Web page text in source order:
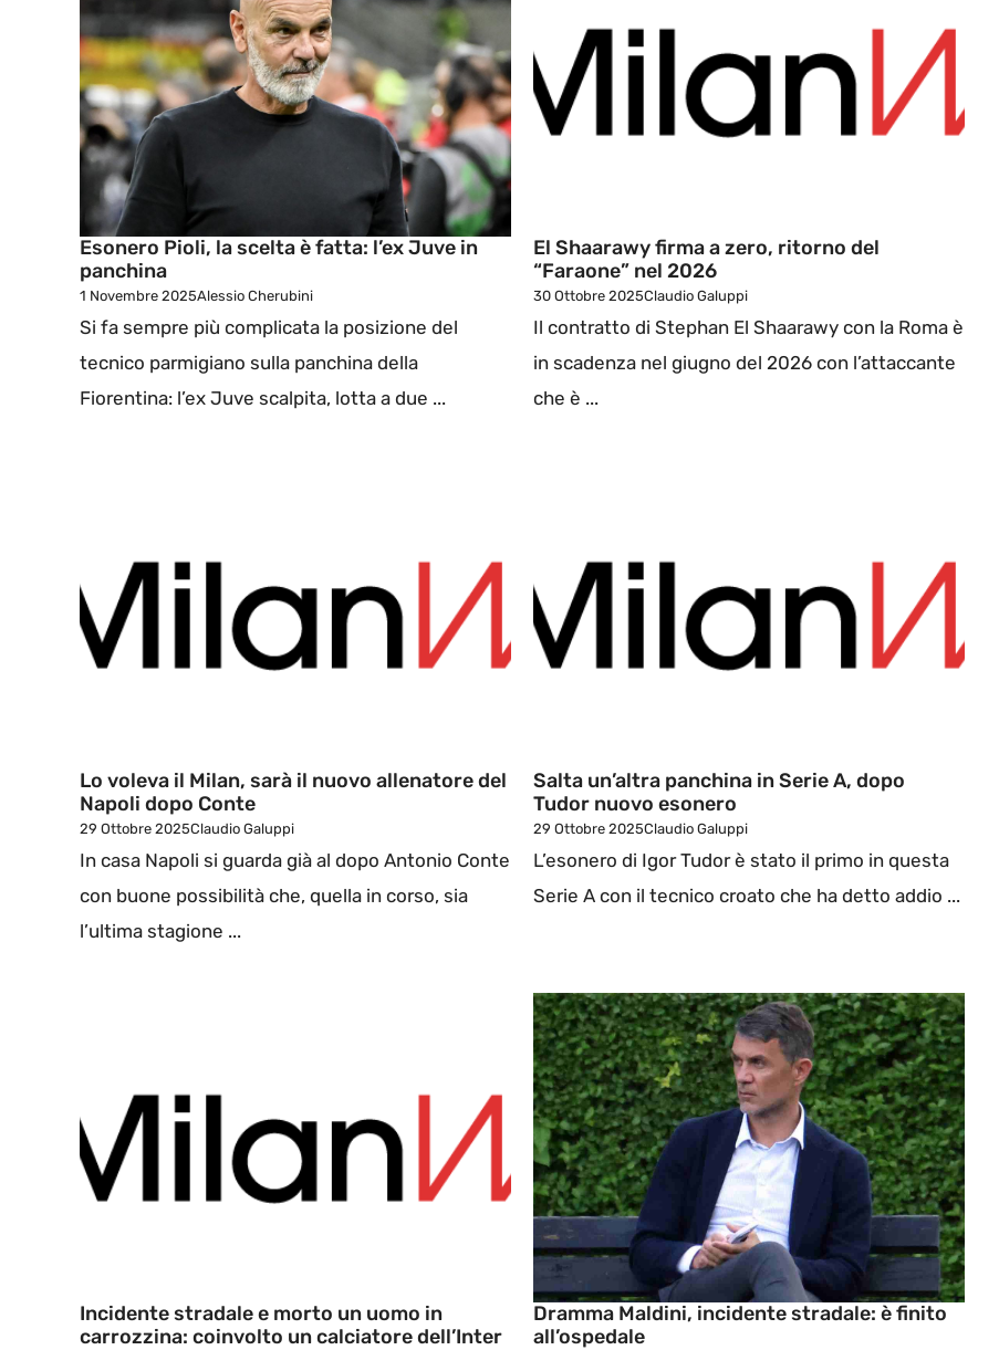
Esonero Pioli, la scelta è fatta: l’ex Juve in
panchina
1 Novembre 2025Alessio Cherubini
Si fa sempre più complicata la posizione del
tecnico parmigiano sulla panchina della
Fiorentina: l’ex Juve scalpita, lotta a due ...
El Shaarawy firma a zero, ritorno del
“Faraone” nel 2026
30 Ottobre 2025Claudio Galuppi
Il contratto di Stephan El Shaarawy con la Roma è
in scadenza nel giugno del 2026 con l’attaccante
che è ...
Lo voleva il Milan, sarà il nuovo allenatore del
Napoli dopo Conte
29 Ottobre 2025Claudio Galuppi
In casa Napoli si guarda già al dopo Antonio Conte
con buone possibilità che, quella in corso, sia
l’ultima stagione ...
Salta un’altra panchina in Serie A, dopo
Tudor nuovo esonero
29 Ottobre 2025Claudio Galuppi
L’esonero di Igor Tudor è stato il primo in questa
Serie A con il tecnico croato che ha detto addio ...
Incidente stradale e morto un uomo in
carrozzina: coinvolto un calciatore dell’Inter
Dramma Maldini, incidente stradale: è finito
all’ospedale